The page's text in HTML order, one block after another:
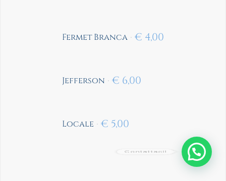
Fermet Branca € 4,00
Jefferson € 6,00
Locale € 5,00
Contattaci!